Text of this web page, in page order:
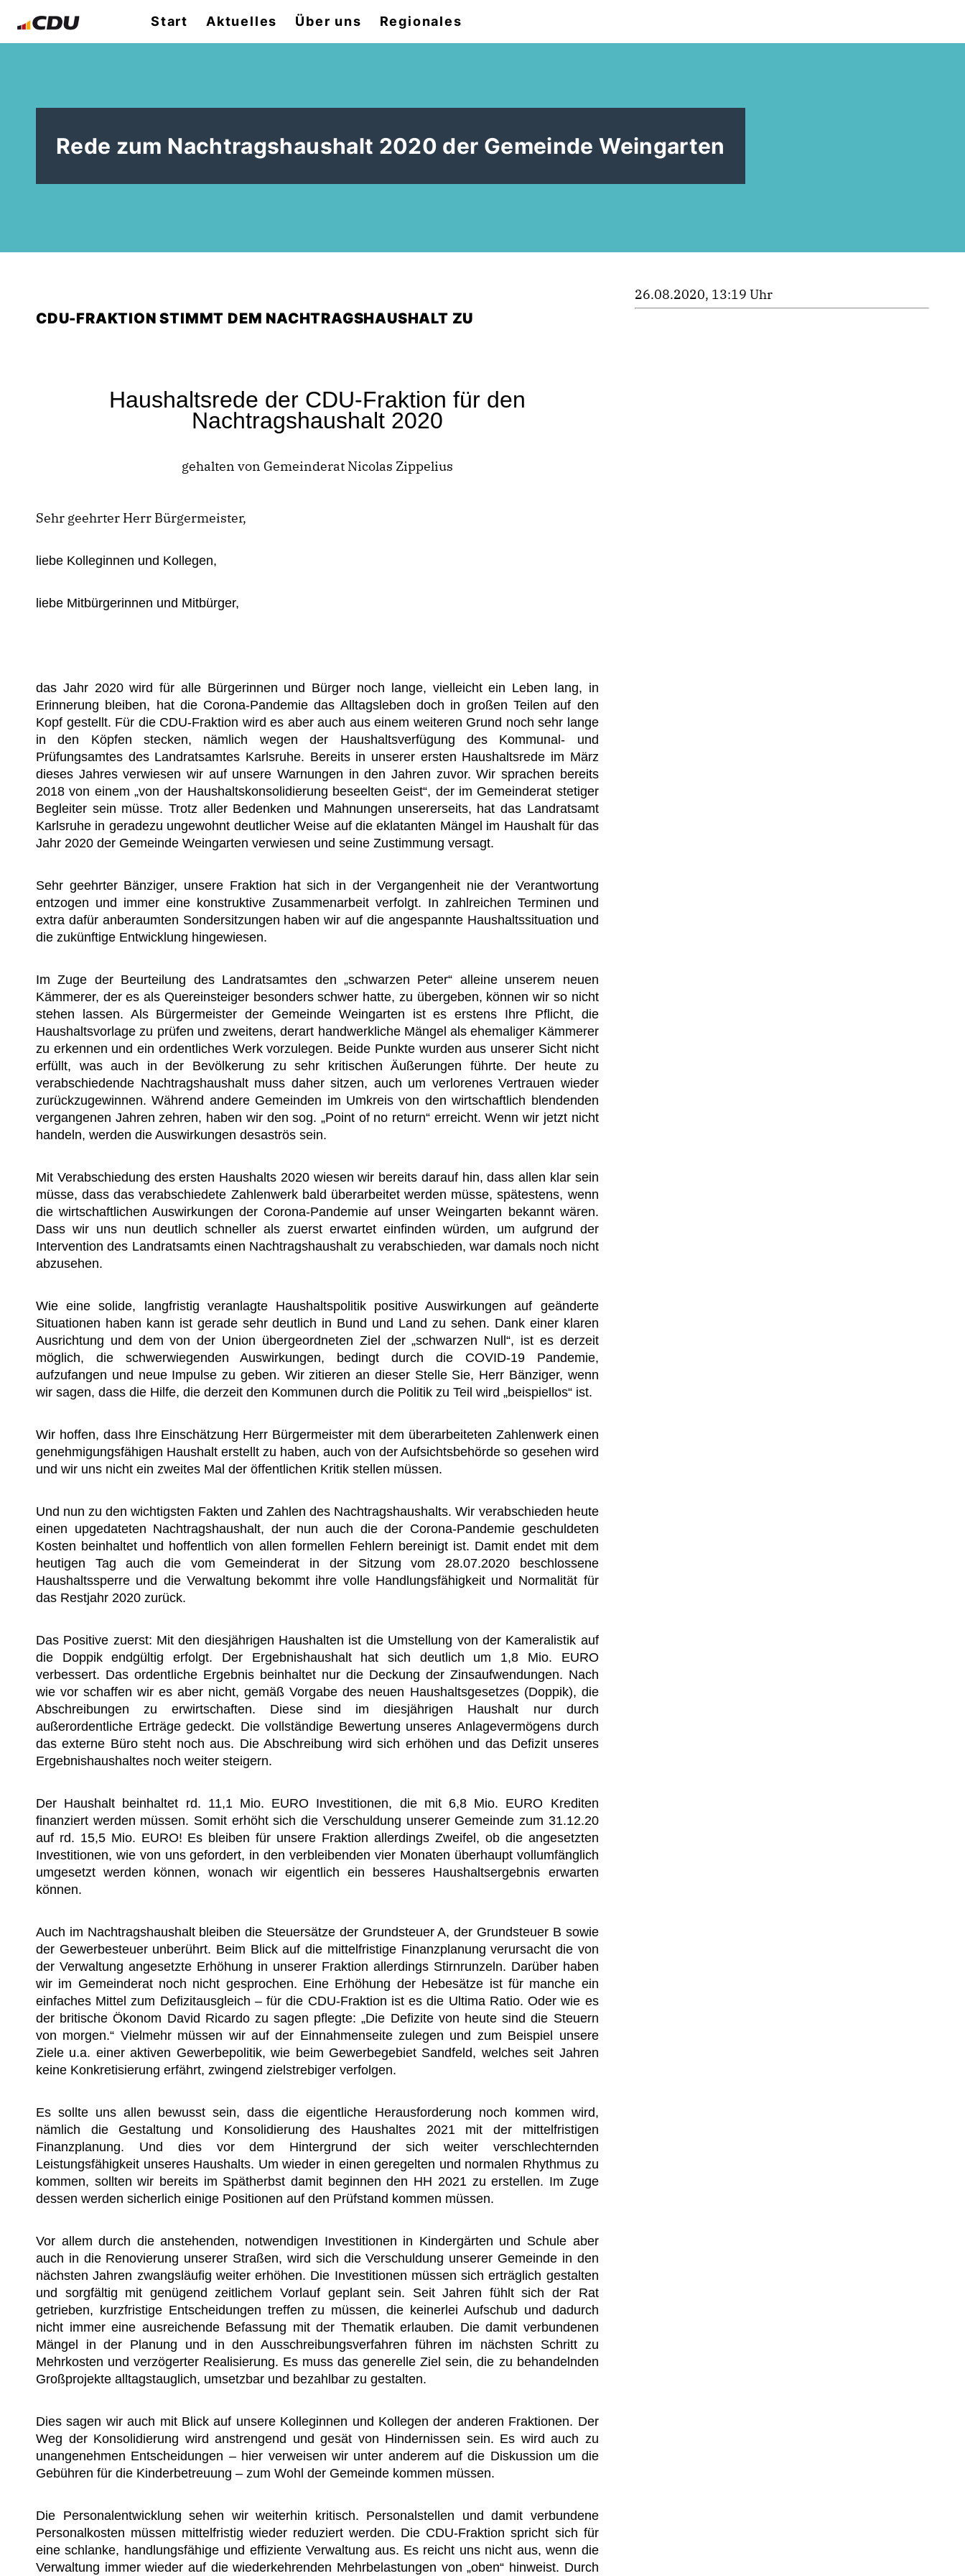
Start Aktuelles Über uns Regionales
Rede zum Nachtragshaushalt 2020 der Gemeinde Weingarten
CDU-FRAKTION STIMMT DEM NACHTRAGSHAUSHALT ZU
Haushaltsrede der CDU-Fraktion für den
Nachtragshaushalt 2020
gehalten von Gemeinderat Nicolas Zippelius
Sehr geehrter Herr Bürgermeister,
liebe Kolleginnen und Kollegen,
liebe Mitbürgerinnen und Mitbürger,
das Jahr 2020 wird für alle Bürgerinnen und Bürger noch lange, vielleicht ein Leben lang, in
Erinnerung bleiben, hat die Corona-Pandemie das Alltagsleben doch in großen Teilen auf den
Kopf gestellt. Für die CDU-Fraktion wird es aber auch aus einem weiteren Grund noch sehr lange
in den Köpfen stecken, nämlich wegen der Haushaltsverfügung des Kommunal- und
Prüfungsamtes des Landratsamtes Karlsruhe. Bereits in unserer ersten Haushaltsrede im März
dieses Jahres verwiesen wir auf unsere Warnungen in den Jahren zuvor. Wir sprachen bereits
2018 von einem „von der Haushaltskonsolidierung beseelten Geist“, der im Gemeinderat stetiger
Begleiter sein müsse. Trotz aller Bedenken und Mahnungen unsererseits, hat das Landratsamt
Karlsruhe in geradezu ungewohnt deutlicher Weise auf die eklatanten Mängel im Haushalt für das
Jahr 2020 der Gemeinde Weingarten verwiesen und seine Zustimmung versagt.
Sehr geehrter Bänziger, unsere Fraktion hat sich in der Vergangenheit nie der Verantwortung
entzogen und immer eine konstruktive Zusammenarbeit verfolgt. In zahlreichen Terminen und
extra dafür anberaumten Sondersitzungen haben wir auf die angespannte Haushaltssituation und
die zukünftige Entwicklung hingewiesen.
Im Zuge der Beurteilung des Landratsamtes den „schwarzen Peter“ alleine unserem neuen
Kämmerer, der es als Quereinsteiger besonders schwer hatte, zu übergeben, können wir so nicht
stehen lassen. Als Bürgermeister der Gemeinde Weingarten ist es erstens Ihre Pflicht, die
Haushaltsvorlage zu prüfen und zweitens, derart handwerkliche Mängel als ehemaliger Kämmerer
zu erkennen und ein ordentliches Werk vorzulegen. Beide Punkte wurden aus unserer Sicht nicht
erfüllt, was auch in der Bevölkerung zu sehr kritischen Äußerungen führte. Der heute zu
verabschiedende Nachtragshaushalt muss daher sitzen, auch um verlorenes Vertrauen wieder
zurückzugewinnen. Während andere Gemeinden im Umkreis von den wirtschaftlich blendenden
vergangenen Jahren zehren, haben wir den sog. „Point of no return“ erreicht. Wenn wir jetzt nicht
handeln, werden die Auswirkungen desaströs sein.
Mit Verabschiedung des ersten Haushalts 2020 wiesen wir bereits darauf hin, dass allen klar sein
müsse, dass das verabschiedete Zahlenwerk bald überarbeitet werden müsse, spätestens, wenn
die wirtschaftlichen Auswirkungen der Corona-Pandemie auf unser Weingarten bekannt wären.
Dass wir uns nun deutlich schneller als zuerst erwartet einfinden würden, um aufgrund der
Intervention des Landratsamts einen Nachtragshaushalt zu verabschieden, war damals noch nicht
abzusehen.
Wie eine solide, langfristig veranlagte Haushaltspolitik positive Auswirkungen auf geänderte
Situationen haben kann ist gerade sehr deutlich in Bund und Land zu sehen. Dank einer klaren
Ausrichtung und dem von der Union übergeordneten Ziel der „schwarzen Null“, ist es derzeit
möglich, die schwerwiegenden Auswirkungen, bedingt durch die COVID-19 Pandemie,
aufzufangen und neue Impulse zu geben. Wir zitieren an dieser Stelle Sie, Herr Bänziger, wenn
wir sagen, dass die Hilfe, die derzeit den Kommunen durch die Politik zu Teil wird „beispiellos“ ist.
Wir hoffen, dass Ihre Einschätzung Herr Bürgermeister mit dem überarbeiteten Zahlenwerk einen
genehmigungsfähigen Haushalt erstellt zu haben, auch von der Aufsichtsbehörde so gesehen wird
und wir uns nicht ein zweites Mal der öffentlichen Kritik stellen müssen.
Und nun zu den wichtigsten Fakten und Zahlen des Nachtragshaushalts. Wir verabschieden heute
einen upgedateten Nachtragshaushalt, der nun auch die der Corona-Pandemie geschuldeten
Kosten beinhaltet und hoffentlich von allen formellen Fehlern bereinigt ist. Damit endet mit dem
heutigen Tag auch die vom Gemeinderat in der Sitzung vom 28.07.2020 beschlossene
Haushaltssperre und die Verwaltung bekommt ihre volle Handlungsfähigkeit und Normalität für
das Restjahr 2020 zurück.
Das Positive zuerst: Mit den diesjährigen Haushalten ist die Umstellung von der Kameralistik auf
die Doppik endgültig erfolgt. Der Ergebnishaushalt hat sich deutlich um 1,8 Mio. EURO
verbessert. Das ordentliche Ergebnis beinhaltet nur die Deckung der Zinsaufwendungen. Nach
wie vor schaffen wir es aber nicht, gemäß Vorgabe des neuen Haushaltsgesetzes (Doppik), die
Abschreibungen zu erwirtschaften. Diese sind im diesjährigen Haushalt nur durch
außerordentliche Erträge gedeckt. Die vollständige Bewertung unseres Anlagevermögens durch
das externe Büro steht noch aus. Die Abschreibung wird sich erhöhen und das Defizit unseres
Ergebnishaushaltes noch weiter steigern.
Der Haushalt beinhaltet rd. 11,1 Mio. EURO Investitionen, die mit 6,8 Mio. EURO Krediten
finanziert werden müssen. Somit erhöht sich die Verschuldung unserer Gemeinde zum 31.12.20
auf rd. 15,5 Mio. EURO! Es bleiben für unsere Fraktion allerdings Zweifel, ob die angesetzten
Investitionen, wie von uns gefordert, in den verbleibenden vier Monaten überhaupt vollumfänglich
umgesetzt werden können, wonach wir eigentlich ein besseres Haushaltsergebnis erwarten
können.
Auch im Nachtragshaushalt bleiben die Steuersätze der Grundsteuer A, der Grundsteuer B sowie
der Gewerbesteuer unberührt. Beim Blick auf die mittelfristige Finanzplanung verursacht die von
der Verwaltung angesetzte Erhöhung in unserer Fraktion allerdings Stirnrunzeln. Darüber haben
wir im Gemeinderat noch nicht gesprochen. Eine Erhöhung der Hebesätze ist für manche ein
einfaches Mittel zum Defizitausgleich – für die CDU-Fraktion ist es die Ultima Ratio. Oder wie es
der britische Ökonom David Ricardo zu sagen pflegte: „Die Defizite von heute sind die Steuern
von morgen.“ Vielmehr müssen wir auf der Einnahmenseite zulegen und zum Beispiel unsere
Ziele u.a. einer aktiven Gewerbepolitik, wie beim Gewerbegebiet Sandfeld, welches seit Jahren
keine Konkretisierung erfährt, zwingend zielstrebiger verfolgen.
Es sollte uns allen bewusst sein, dass die eigentliche Herausforderung noch kommen wird,
nämlich die Gestaltung und Konsolidierung des Haushaltes 2021 mit der mittelfristigen
Finanzplanung. Und dies vor dem Hintergrund der sich weiter verschlechternden
Leistungsfähigkeit unseres Haushalts. Um wieder in einen geregelten und normalen Rhythmus zu
kommen, sollten wir bereits im Spätherbst damit beginnen den HH 2021 zu erstellen. Im Zuge
dessen werden sicherlich einige Positionen auf den Prüfstand kommen müssen.
Vor allem durch die anstehenden, notwendigen Investitionen in Kindergärten und Schule aber
auch in die Renovierung unserer Straßen, wird sich die Verschuldung unserer Gemeinde in den
nächsten Jahren zwangsläufig weiter erhöhen. Die Investitionen müssen sich erträglich gestalten
und sorgfältig mit genügend zeitlichem Vorlauf geplant sein. Seit Jahren fühlt sich der Rat
getrieben, kurzfristige Entscheidungen treffen zu müssen, die keinerlei Aufschub und dadurch
nicht immer eine ausreichende Befassung mit der Thematik erlauben. Die damit verbundenen
Mängel in der Planung und in den Ausschreibungsverfahren führen im nächsten Schritt zu
Mehrkosten und verzögerter Realisierung. Es muss das generelle Ziel sein, die zu behandelnden
Großprojekte alltagstauglich, umsetzbar und bezahlbar zu gestalten.
Dies sagen wir auch mit Blick auf unsere Kolleginnen und Kollegen der anderen Fraktionen. Der
Weg der Konsolidierung wird anstrengend und gesät von Hindernissen sein. Es wird auch zu
unangenehmen Entscheidungen – hier verweisen wir unter anderem auf die Diskussion um die
Gebühren für die Kinderbetreuung – zum Wohl der Gemeinde kommen müssen.
Die Personalentwicklung sehen wir weiterhin kritisch. Personalstellen und damit verbundene
Personalkosten müssen mittelfristig wieder reduziert werden. Die CDU-Fraktion spricht sich für
eine schlanke, handlungsfähige und effiziente Verwaltung aus. Es reicht uns nicht aus, wenn die
Verwaltung immer wieder auf die wiederkehrenden Mehrbelastungen von „oben“ hinweist. Durch
26.08.2020, 13:19 Uhr